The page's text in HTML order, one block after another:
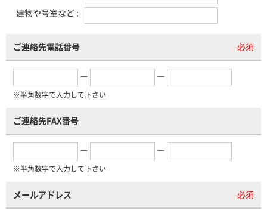
建物や号室など :
ご連絡先電話番号 必須
ー ー
※半角数字で入力して下さい
ご連絡先FAX番号
ー ー
※半角数字で入力して下さい
メールアドレス 必須